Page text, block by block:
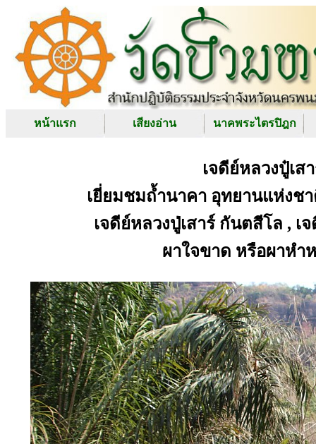
หน้าแรก เสียงอ่าน นาคพระไตรปิฎก
เจดีย์หลวงปู๋เ
เยี่ยมชมถ้ำนาคา อุทยานแห่งช
เจดีย์หลวงปู่เสาร์ กันตสีโล , เ
ผาใจขาด หรือผาหำ